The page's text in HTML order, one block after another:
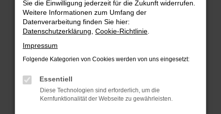
Überprüfe deine Firewall und deine
Internetverbindung.
Laden andere Webseiten, zum Beispiel deine
Suchmaschine?
Prüfe deine Browsererweiterungen.
können das Laden bestimmter Seiten
verhindern. Funktioniert die Seite in einem
anderen Browser oder in einem privaten
Sie die Einwilligung jederzeit für die Zukunft widerrufen.
Weitere Informationen zum Umfang der
Datenverarbeitung finden Sie hier:
Datenschutzerklärung Cookie-Richtlinie
Impressum
Folgende Kategorien von Cookies werden von uns eingesetzt:
Essentiell
Diese Technologien sind erforderlich, um die
Kernfunktionalität der Webseite zu gewährleisten.